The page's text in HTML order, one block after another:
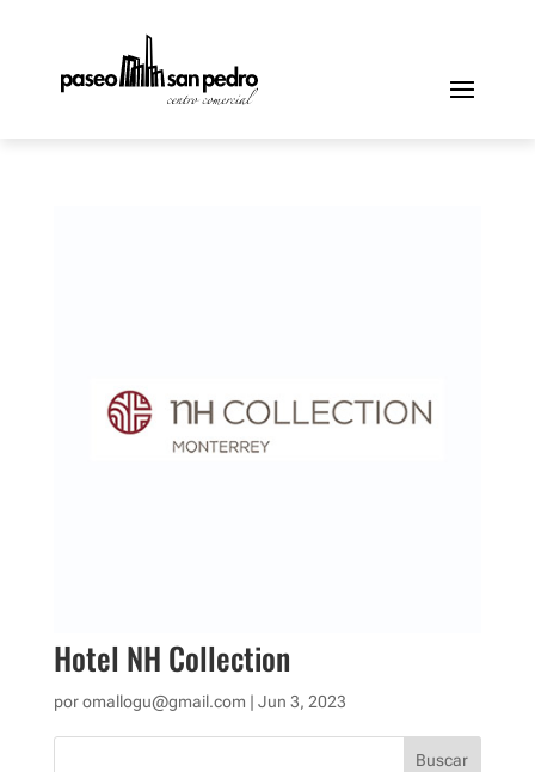
Hotel NH Collection
poromallogu@gmail.com | Jun 3, 2023
Buscar